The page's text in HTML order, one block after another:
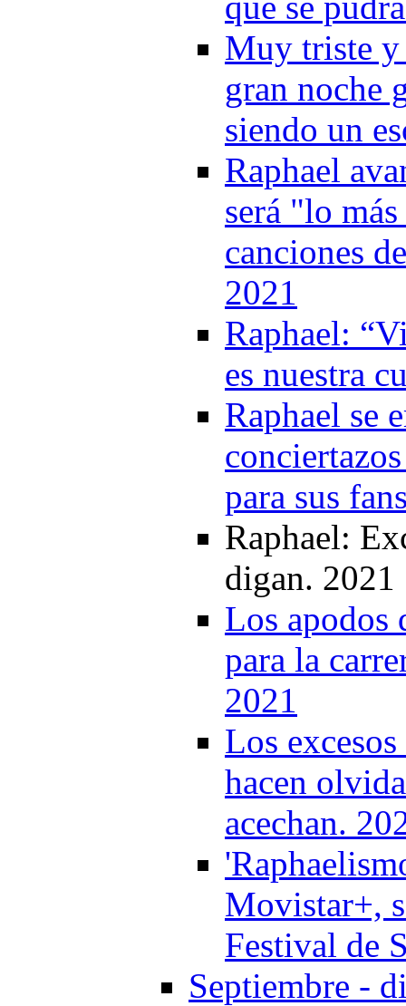
Muy triste y
gran noche
siendo un
Raphael
será "lo
canciones
2021
Raphael:
es nuestra
Raphael se
para sus
Raphael:
digan. 2021
Los apodos
para la
2021
Los
hacen
acechan.
Movistar+,
Festival de
Septiembre -